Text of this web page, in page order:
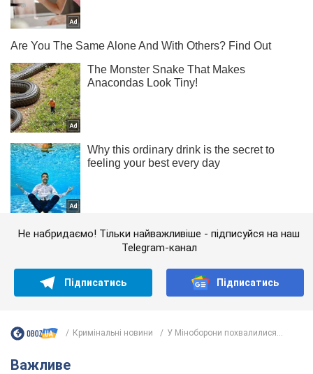
Не набридаємо! Тільки найважливіше - підписуйся на наш
Telegram-канал
Підписатись Підписатись
Кримінальні новини У Міноборони похвалилися...
Важливе